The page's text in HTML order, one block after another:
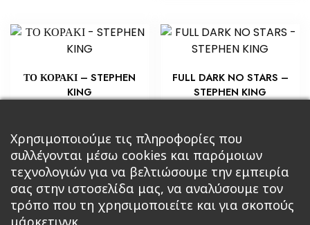
ΤΟ ΚΟΡΑΚΙ – STEPHEN
KING
Προσθήκη στο καλάθι
FULL DARK NO STARS –
STEPHEN KING
Προσθήκη στο καλάθι
Χρησιμοποιούμε τις πληροφορίες που
συλλέγονται μέσω cookies και παρόμοιων
τεχνολογιών για να βελτιώσουμε την εμπειρία
σας στην ιστοσελίδα μας, να αναλύσουμε τον
τρόπο που τη χρησιμοποιείτε και για σκοπούς
μάρκετινγκ.